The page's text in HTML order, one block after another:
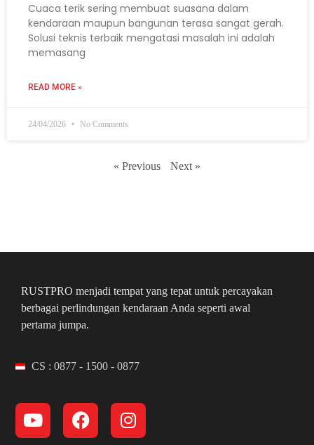
Cuaca terik sering membuat suasana dalam
kendaraan maupun bangunan terasa sangat gerah.
Solusi teknis terbaik mengatasi masalah ini adalah
memasang
READ MORE »
24/04/2026 No Comments
« Previous Next »
RUSTPRO menjadi tempat yang tepat untuk percayakan
berbagai perlindungan kendaraan Anda seperti awal
pertama jumpa.
CS : 0877 - 1500 - 0877